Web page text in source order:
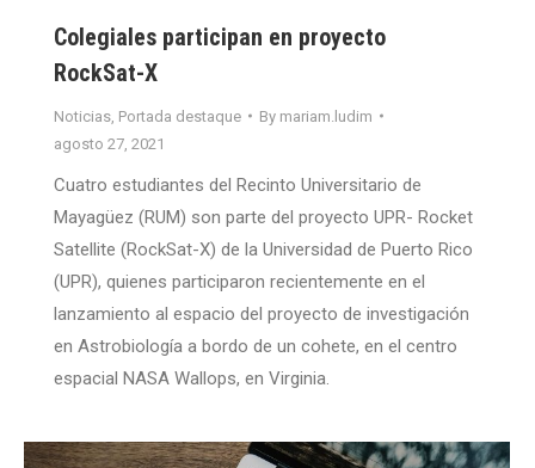
Colegiales participan en proyecto
RockSat-X
Noticias Portada destaque By mariam.ludim
agosto 27, 2021
Cuatro estudiantes del Recinto Universitario de
Mayagüez (RUM) son parte del proyecto UPR- Rocket
Satellite (RockSat-X) de la Universidad de Puerto Rico
(UPR), quienes participaron recientemente en el
lanzamiento al espacio del proyecto de investigación
en Astrobiología a bordo de un cohete, en el centro
espacial NASA Wallops, en Virginia.